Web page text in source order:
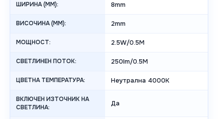
ШИРИНА (MM): 8mm
ВИСОЧИНА (MM): 2mm
МОЩНОСТ: 2.5W/0.5M
СВЕТЛИНЕН ПОТОК: 250lm/0.5M
ЦВЕТНА ТЕМПЕРАТУРА: Неутрална 4000K
ВКЛЮЧЕН ИЗТОЧНИК НА
СВЕТЛИНА:
Да